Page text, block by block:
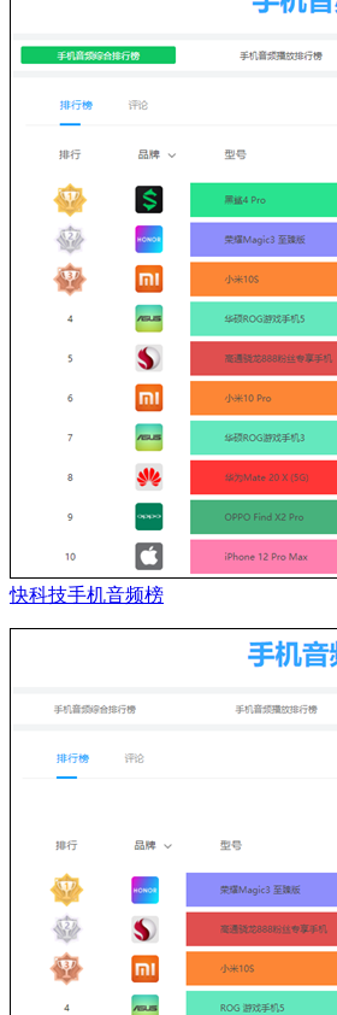
快科技手机音频榜